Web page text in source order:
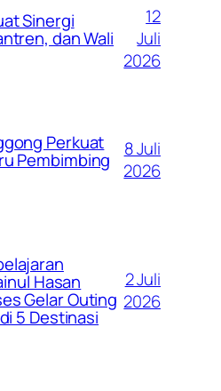
Sinergi
dan Wali
12
Juli
2026
Perkuat
Pembimbing
8 Juli
2026
Hasan
Gelar Outing
5 Destinasi
2 Juli
2026